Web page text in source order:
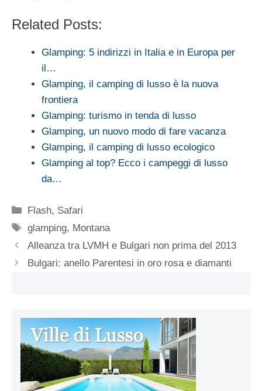
Related Posts:
Glamping: 5 indirizzi in Italia e in Europa per
il…
Glamping, il camping di lusso è la nuova
frontiera
Glamping: turismo in tenda di lusso
Glamping, un nuovo modo di fare vacanza
Glamping, il camping di lusso ecologico
Glamping al top? Ecco i campeggi di lusso
da…
Categorie
Flash, Safari
Tag
glamping, Montana
Alleanza tra LVMH e Bulgari non prima del 2013
Bulgari: anello Parentesi in oro rosa e diamanti